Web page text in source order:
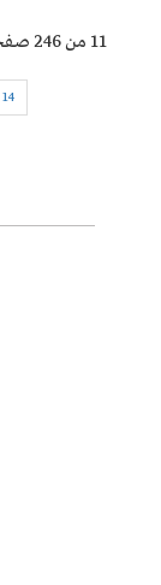
11 من 246 صفحة
14